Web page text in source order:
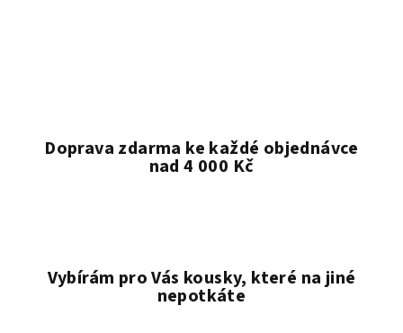
Doprava zdarma ke každé objednávce
nad 4 000 Kč
Vybírám pro Vás kousky, které na jiné
nepotkáte